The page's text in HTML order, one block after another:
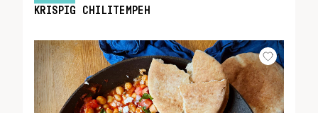
KRISPIG CHILITEMPEH